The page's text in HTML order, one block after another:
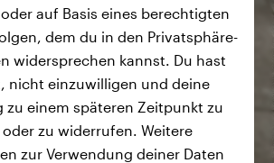
auf Basis eines berechtigten
dem du in den Privatsphäre-
widersprechen kannst. Du hast
nicht einzuwilligen und deine
zu einem späteren Zeitpunkt zu
zu widerrufen. Weitere
zur Verwendung deiner Daten